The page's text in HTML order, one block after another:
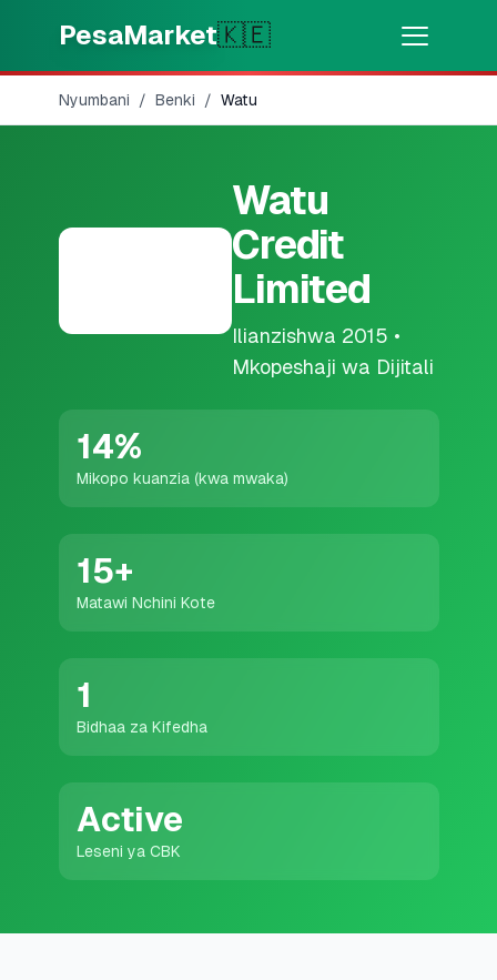
PesaMarket🇰🇪
⚡Pesa Sasa
💳BIDHAA
💳Kadi za Mkopo
📱Mikopo ya Simu
Mikopo ya Biashara
🔐Hazina ya Mikopo
Nyumbani / Benki / Watu
Watu
Credit
Limited
Ilianzishwa 2015 •
Mkopeshaji wa Dijitali
14%
Mikopo kuanzia (kwa mwaka)
15+
Matawi Nchini Kote
1
Bidhaa za Kifedha
Active
Leseni ya CBK